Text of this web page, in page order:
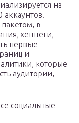
на
аккаунтов.
в
хештеги,
первые
и
которые
аудитории,
социальные